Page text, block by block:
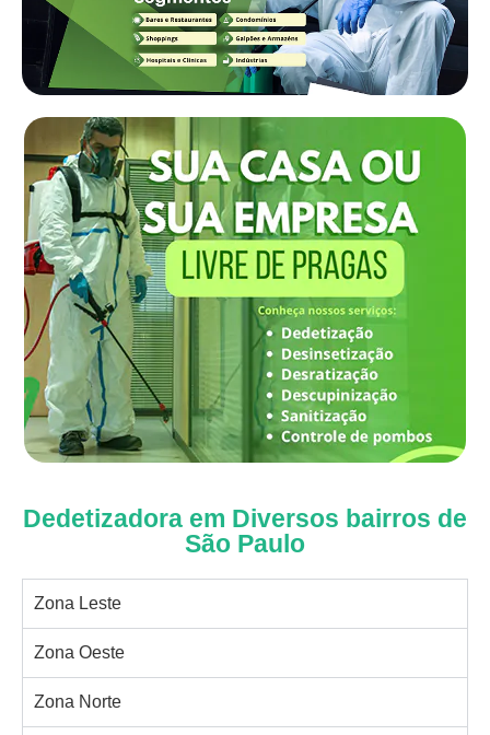
Dedetizadora em Diversos bairros de
São Paulo
Zona Leste
Zona Oeste
Zona Norte